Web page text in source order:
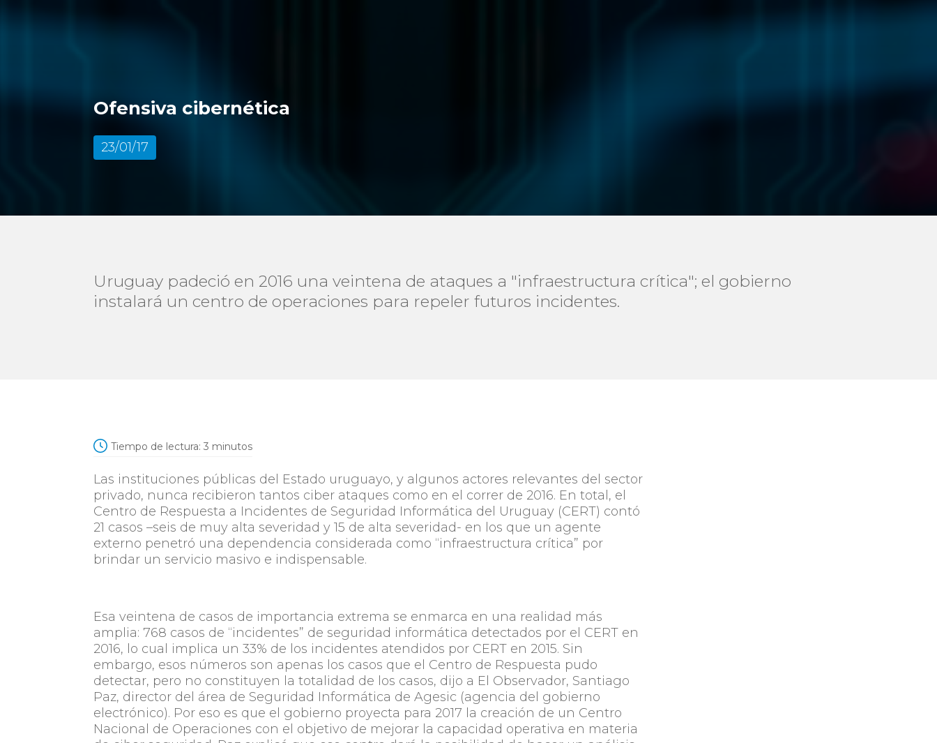
Ofensiva cibernética
23/01/17
Uruguay padeció en 2016 una veintena de ataques a "infraestructura crítica"; el gobierno
instalará un centro de operaciones para repeler futuros incidentes.
Tiempo de lectura: 3 minutos
Las instituciones públicas del Estado uruguayo, y algunos actores relevantes del sector
privado, nunca recibieron tantos ciber ataques como en el correr de 2016. En total, el
Centro de Respuesta a Incidentes de Seguridad Informática del Uruguay (CERT) contó
21 casos –seis de muy alta severidad y 15 de alta severidad- en los que un agente
externo penetró una dependencia considerada como “infraestructura crítica” por
brindar un servicio masivo e indispensable.
Esa veintena de casos de importancia extrema se enmarca en una realidad más
amplia: 768 casos de “incidentes” de seguridad informática detectados por el CERT en
2016, lo cual implica un 33% de los incidentes atendidos por CERT en 2015. Sin
embargo, esos números son apenas los casos que el Centro de Respuesta pudo
detectar, pero no constituyen la totalidad de los casos, dijo a El Observador, Santiago
Paz, director del área de Seguridad Informática de Agesic (agencia del gobierno
electrónico). Por eso es que el gobierno proyecta para 2017 la creación de un Centro
Nacional de Operaciones con el objetivo de mejorar la capacidad operativa en materia